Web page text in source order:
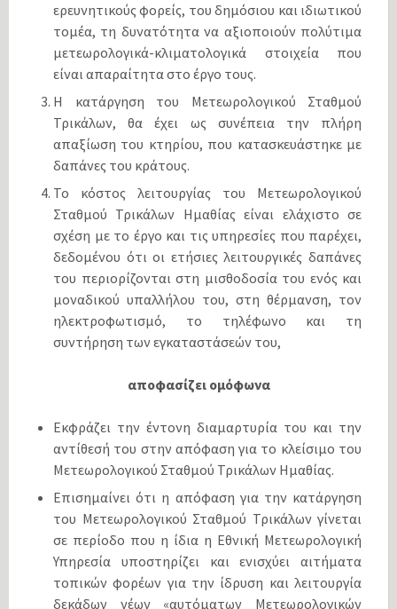
ερευνητικούς φορείς, του δημόσιου και ιδιωτικού
τομέα, τη δυνατότητα να αξιοποιούν πολύτιμα
μετεωρολογικά-κλιματολογικά στοιχεία που
είναι απαραίτητα στο έργο τους.
Η κατάργηση του Μετεωρολογικού Σταθμού
Τρικάλων, θα έχει ως συνέπεια την πλήρη
απαξίωση του κτηρίου, που κατασκευάστηκε με
δαπάνες του κράτους.
Το κόστος λειτουργίας του Μετεωρολογικού
Σταθμού Τρικάλων Ημαθίας είναι ελάχιστο σε
σχέση με το έργο και τις υπηρεσίες που παρέχει,
δεδομένου ότι οι ετήσιες λειτουργικές δαπάνες
του περιορίζονται στη μισθοδοσία του ενός και
μοναδικού υπαλλήλου του, στη θέρμανση, τον
ηλεκτροφωτισμό, το τηλέφωνο και τη
συντήρηση των εγκαταστάσεών του,
αποφασίζει ομόφωνα
Εκφράζει την έντονη διαμαρτυρία του και την
αντίθεσή του στην απόφαση για το κλείσιμο του
Μετεωρολογικού Σταθμού Τρικάλων Ημαθίας.
Επισημαίνει ότι η απόφαση για την κατάργηση
του Μετεωρολογικού Σταθμού Τρικάλων γίνεται
σε περίοδο που η ίδια η Εθνική Μετεωρολογική
Υπηρεσία υποστηρίζει και ενισχύει αιτήματα
τοπικών φορέων για την ίδρυση και λειτουργία
δεκάδων νέων «αυτόματων Μετεωρολογικών